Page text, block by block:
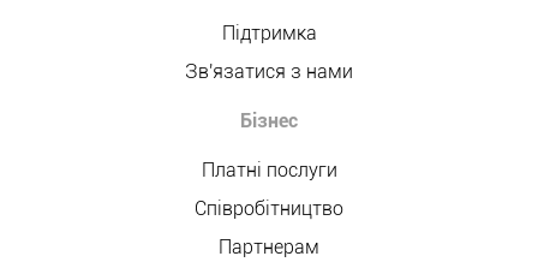
Підтримка
Зв'язатися з нами
Бізнес
Платні послуги
Співробітництво
Партнерам